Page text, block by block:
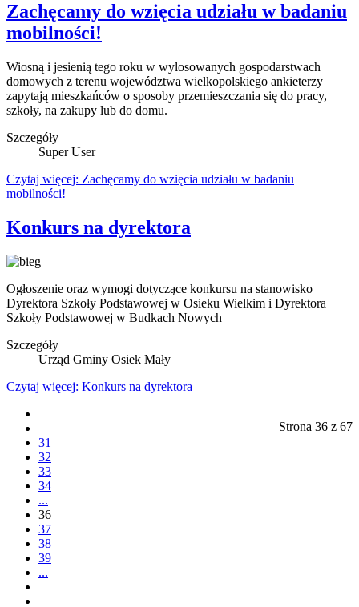
Zachęcamy do wzięcia udziału w badaniu
mobilności!
Wiosną i jesienią tego roku w wylosowanych gospodarstwach
domowych z terenu województwa wielkopolskiego ankieterzy
zapytają mieszkańców o sposoby przemieszczania się do pracy,
szkoły, na zakupy lub do domu.
Szczegóły
Super User
Czytaj więcej: Zachęcamy do wzięcia udziału w badaniu
mobilności!
Konkurs na dyrektora
Ogłoszenie oraz wymogi dotyczące konkursu na stanowisko
Dyrektora Szkoły Podstawowej w Osieku Wielkim i Dyrektora
Szkoły Podstawowej w Budkach Nowych
Szczegóły
Urząd Gminy Osiek Mały
Czytaj więcej: Konkurs na dyrektora
Strona 36 z 67
31
32
33
34
...
36
37
38
39
...